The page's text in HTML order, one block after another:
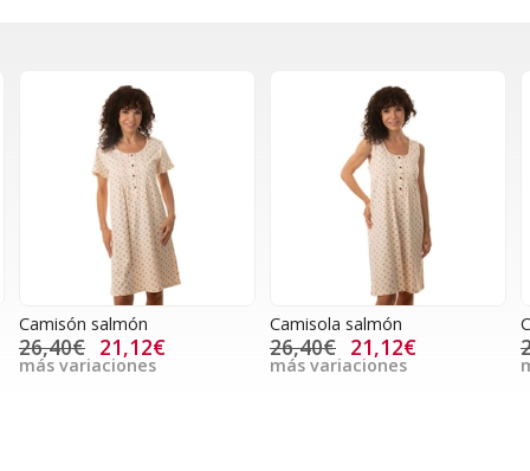
Camisón salmón
26,40€ 21,12€
más variaciones
Camisola salmón
26,40€ 21,12€
más variaciones